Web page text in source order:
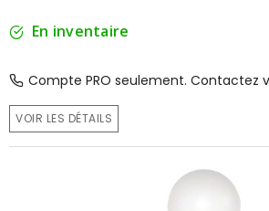
En inventaire
Compte PRO seulement. Contactez
VOIR LES DÉTAILS